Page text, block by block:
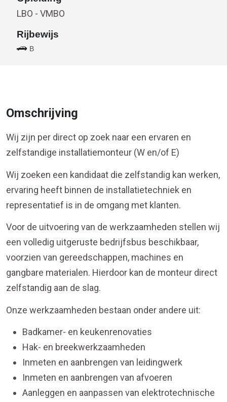
LBO - VMBO
Rijbewijs
B
Omschrijving
Wij zijn per direct op zoek naar een ervaren en
zelfstandige installatiemonteur (W en/of E)
Wij zoeken een kandidaat die zelfstandig kan werken,
ervaring heeft binnen de installatietechniek en
representatief is in de omgang met klanten.
Voor de uitvoering van de werkzaamheden stellen wij
een volledig uitgeruste bedrijfsbus beschikbaar,
voorzien van gereedschappen, machines en
gangbare materialen. Hierdoor kan de monteur direct
zelfstandig aan de slag.
Onze werkzaamheden bestaan onder andere uit:
Badkamer- en keukenrenovaties
Hak- en breekwerkzaamheden
Inmeten en aanbrengen van leidingwerk
Inmeten en aanbrengen van afvoeren
Aanleggen en aanpassen van elektrotechnische